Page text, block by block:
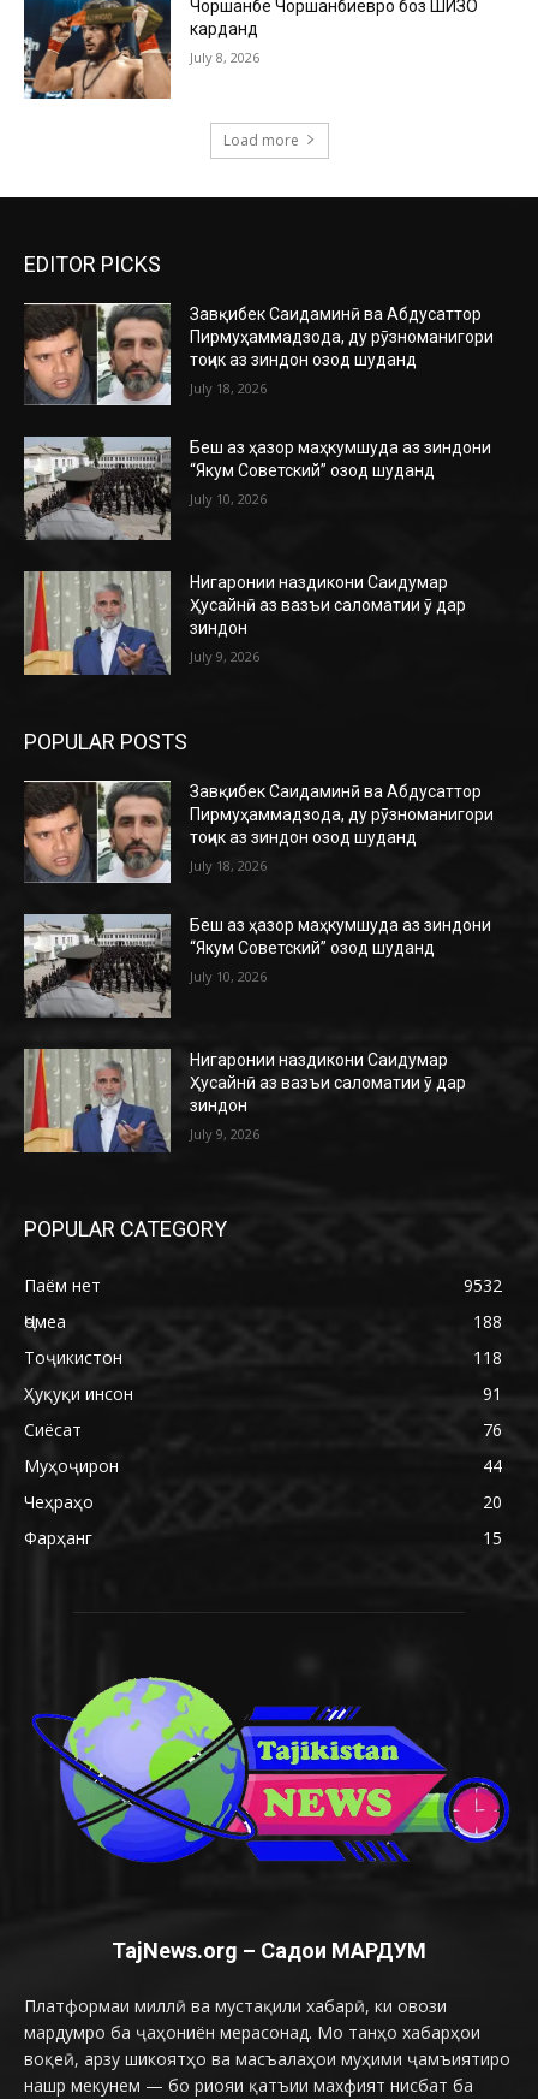
Чоршанбе Чоршанбиевро боз ШИЗО
карданд
July 8, 2026
Load more
EDITOR PICKS
Завқибек Саидаминӣ ва Абдусаттор
Пирмуҳаммадзода, ду рӯзноманигори
тоҷик аз зиндон озод шуданд
July 18, 2026
Беш аз ҳазор маҳкумшуда аз зиндони
“Якум Советский” озод шуданд
July 10, 2026
Нигаронии наздикони Саидумар
Ҳусайнӣ аз вазъи саломатии ӯ дар
зиндон
July 9, 2026
POPULAR POSTS
Завқибек Саидаминӣ ва Абдусаттор
Пирмуҳаммадзода, ду рӯзноманигори
тоҷик аз зиндон озод шуданд
July 18, 2026
Беш аз ҳазор маҳкумшуда аз зиндони
“Якум Советский” озод шуданд
July 10, 2026
Нигаронии наздикони Саидумар
Ҳусайнӣ аз вазъи саломатии ӯ дар
зиндон
July 9, 2026
POPULAR CATEGORY
Паём нет
9532
Ҷомеа
188
Тоҷикистон
118
Ҳуқуқи инсон
91
Сиёсат
76
Муҳоҷирон
44
Чеҳраҳо
20
Фарҳанг
15
TajNews.org – Садои МАРДУМ
Платформаи миллӣ ва мустақили хабарӣ, ки овози
мардумро ба ҷаҳониён мерасонад. Мо танҳо хабарҳои
воқеӣ, арзу шикоятҳо ва масъалаҳои муҳими ҷамъиятиро
нашр мекунем — бо риояи қатъии махфият нисбат ба